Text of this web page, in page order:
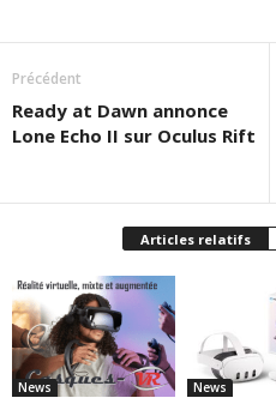
Précédent
Ready at Dawn annonce
Lone Echo II sur Oculus Rift
Articles relatifs
News News